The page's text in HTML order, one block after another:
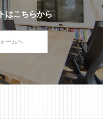
はこちらから
ームへ